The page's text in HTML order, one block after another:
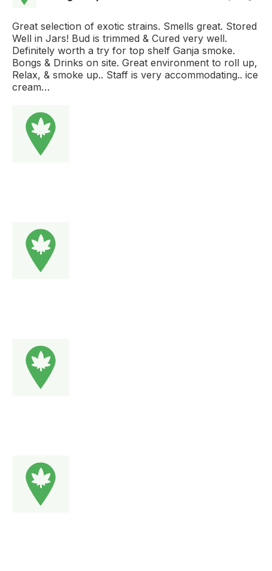
Great selection of exotic strains. Smells great. Stored
Well in Jars! Bud is trimmed & Cured very well.
Definitely worth a try for top shelf Ganja smoke.
Bongs & Drinks on site. Great environment to roll up,
Relax, & smoke up.. Staff is very accommodating.. ice
cream…